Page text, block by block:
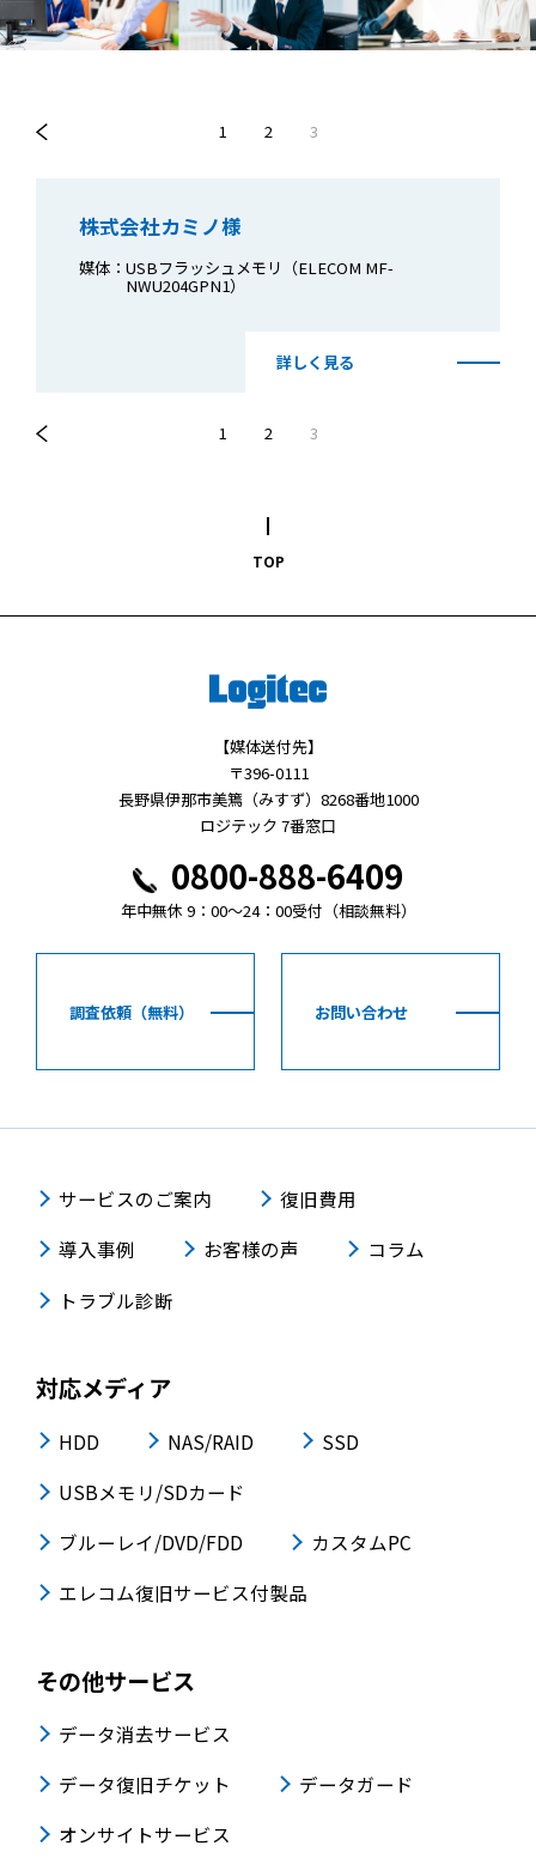
1 2 3
株式会社カミノ様
媒体： USBフラッシュメモリ（ELECOM MF-
NWU204GPN1）
詳しく見る
1 2 3
TOP
【媒体送付先】
〒396-0111
長野県伊那市美篶（みすず）8268番地1000
ロジテック 7番窓口
0800-888-6409
年中無休 9：00～24：00受付（相談無料）
調査依頼（無料） お問い合わせ
サービスのご案内
復旧費用
導入事例
お客様の声
コラム
トラブル診断
対応メディア
HDD NAS/RAID
SSD
USBメモリ/SDカード
ブルーレイ/DVD/FDD
カスタムPC
エレコム復旧サービス付製品
その他サービス
データ消去サービス
データ復旧チケット
データガード
オンサイトサービス